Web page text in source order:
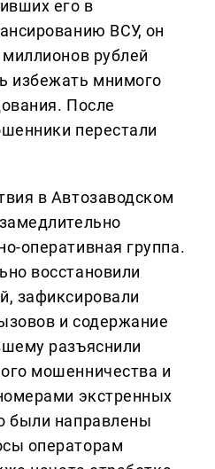
его в
ВСУ, он
рублей
избежать мнимого
После
перестали
в Автозаводском
оперативная группа.
восстановили
зафиксировали
и содержание
разъяснили
мошенничества и
экстренных
были направлены
операторам